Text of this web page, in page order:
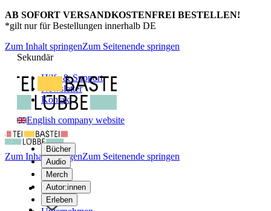
AB SOFORT VERSANDKOSTENFREI BESTELLEN!
*gilt nur für Bestellungen innerhalb DE
Zum Inhalt springenZum Seitenende springen
Sekundär
Hilfe & Support
Newsletter
Kontakt
English company website
Bücher
Audio
Merch
Autor:innen
Erleben
Zum Inhalt springenZum Seitenende springen